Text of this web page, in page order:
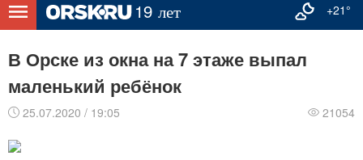
+21°
В Орске из окна на 7 этаже выпал
маленький ребёнок
25.07.2020 / 19:05 21054